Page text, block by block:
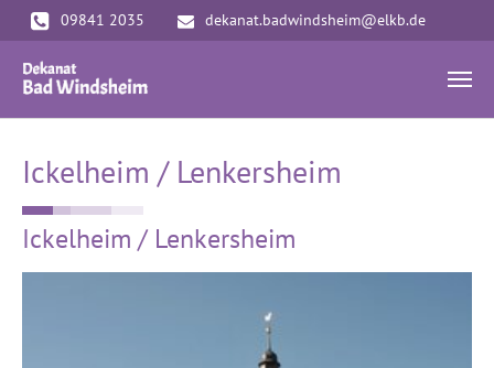
Zum Hauptinhalt springen
09841 2035 dekanat.badwindsheim@elkb.de
Ickelheim / Lenkersheim
Ickelheim / Lenkersheim